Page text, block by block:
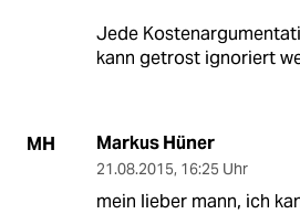
Jede
kann getrost ignoriert
MH Markus Hüner
21.08.2015, 16:25 Uhr
mein lieber mann, ich